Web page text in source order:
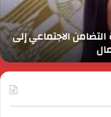
الاجتماعي إلى